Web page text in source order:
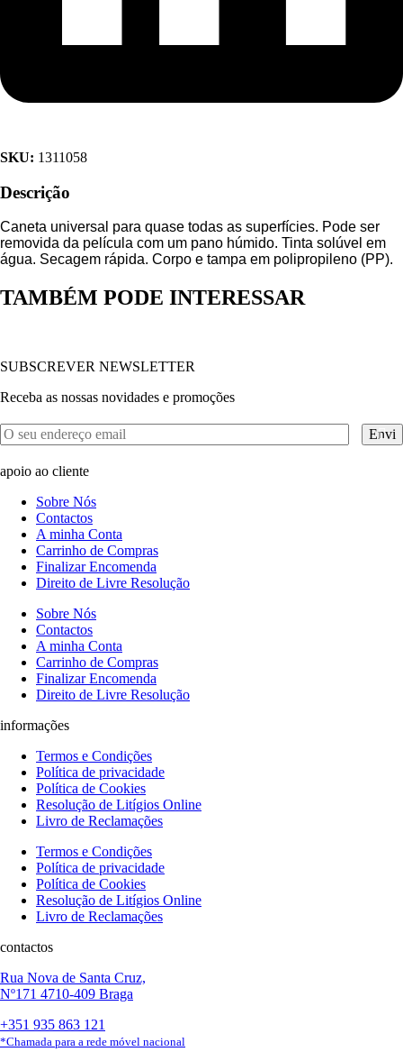
SKU: 1311058
Descrição
Caneta universal para quase todas as superfícies. Pode ser
removida da película com um pano húmido. Tinta solúvel em
água. Secagem rápida. Corpo e tampa em polipropileno (PP).
TAMBÉM PODE INTERESSAR
SUBSCREVER NEWSLETTER
Receba as nossas novidades e promoções
apoio ao cliente
Sobre Nós
Contactos
A minha Conta
Carrinho de Compras
Finalizar Encomenda
Direito de Livre Resolução
Sobre Nós
Contactos
A minha Conta
Carrinho de Compras
Finalizar Encomenda
Direito de Livre Resolução
informações
Termos e Condições
Política de privacidade
Política de Cookies
Resolução de Litígios Online
Livro de Reclamações
Termos e Condições
Política de privacidade
Política de Cookies
Resolução de Litígios Online
Livro de Reclamações
contactos
Rua Nova de Santa Cruz,
Nº171 4710-409 Braga
+351 935 863 121
*Chamada para a rede móvel nacional